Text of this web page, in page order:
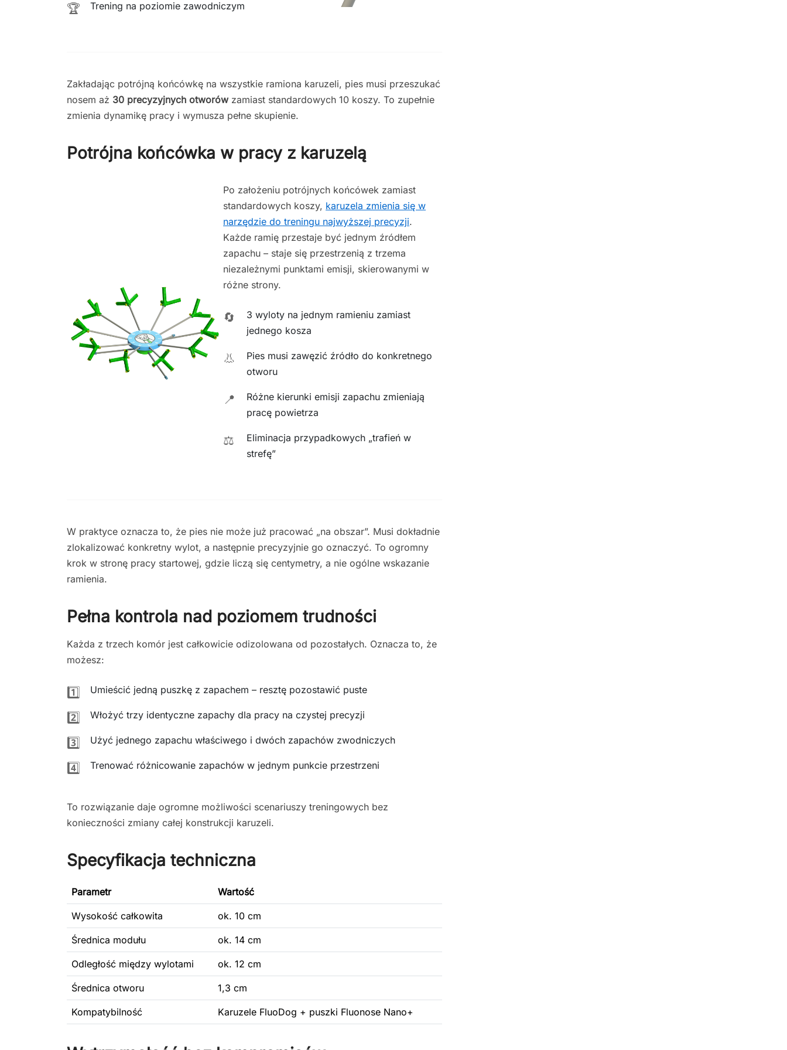
🏆 Trening na poziomie zawodniczym
Zakładając potrójną końcówkę na wszystkie ramiona karuzeli, pies musi przeszukać
nosem aż 30 precyzyjnych otworów zamiast standardowych 10 koszy. To zupełnie
zmienia dynamikę pracy i wymusza pełne skupienie.
Potrójna końcówka w pracy z karuzelą
Po założeniu potrójnych końcówek zamiast
standardowych koszy, karuzela zmienia się w
narzędzie do treningu najwyższej precyzji.
Każde ramię przestaje być jednym źródłem
zapachu – staje się przestrzenią z trzema
niezależnymi punktami emisji, skierowanymi w
różne strony.
🔄
3 wyloty na jednym ramieniu zamiast
jednego kosza
👃
Pies musi zawęzić źródło do konkretnego
otworu
📍
Różne kierunki emisji zapachu zmieniają
pracę powietrza
⚖️
Eliminacja przypadkowych „trafień w
strefę”
W praktyce oznacza to, że pies nie może już pracować „na obszar”. Musi dokładnie
zlokalizować konkretny wylot, a następnie precyzyjnie go oznaczyć. To ogromny
krok w stronę pracy startowej, gdzie liczą się centymetry, a nie ogólne wskazanie
ramienia.
Pełna kontrola nad poziomem trudności
Każda z trzech komór jest całkowicie odizolowana od pozostałych. Oznacza to, że
możesz:
1️⃣ Umieścić jedną puszkę z zapachem – resztę pozostawić puste
2️⃣ Włożyć trzy identyczne zapachy dla pracy na czystej precyzji
3️⃣ Użyć jednego zapachu właściwego i dwóch zapachów zwodniczych
4️⃣ Trenować różnicowanie zapachów w jednym punkcie przestrzeni
To rozwiązanie daje ogromne możliwości scenariuszy treningowych bez
konieczności zmiany całej konstrukcji karuzeli.
Specyfikacja techniczna
Parametr Wartość
Wysokość całkowita ok. 10 cm
Średnica modułu ok. 14 cm
Odległość między wylotami ok. 12 cm
Średnica otworu 1,3 cm
Kompatybilność Karuzele FluoDog + puszki Fluonose Nano+